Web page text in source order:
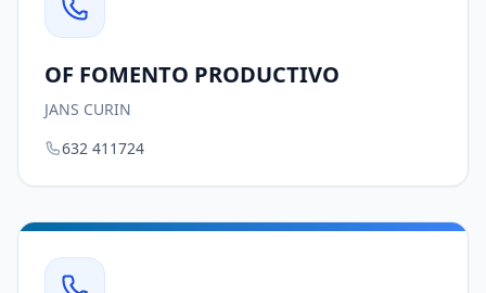
OF FOMENTO PRODUCTIVO
JANS CURIN
632 411724